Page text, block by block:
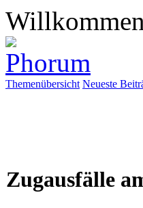
Themenübersicht Neueste
Zugausfälle